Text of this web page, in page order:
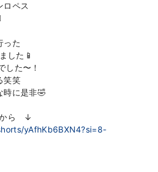
ロペス
った
した📱
した〜！
笑笑
時に是非🤣
ら ↓
yAfhKb6BXN4?si=8-